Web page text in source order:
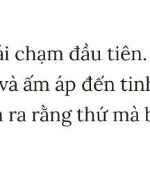
chạm đầu tiên.
ấm áp đến
ra rằng thứ mà